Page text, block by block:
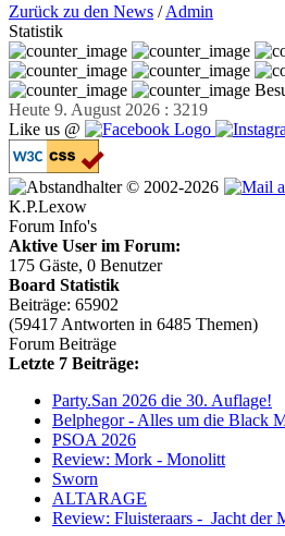
Zurück zu den News /Admin
Statistik
Heute 9. August 2026 : 3219
Like us @
© 2002-2026
K.P.Lexow
Forum Info's
Aktive User im Forum:
175 Gäste, 0 Benutzer
Board Statistik
Beiträge: 65902
(59417 Antworten in 6485 Themen)
Forum Beiträge
Letzte 7 Beiträge:
Party.San 2026 die 30. Auflage!
Belphegor - Alles um die Black
PSOA 2026
Review: Mork - Monolitt
Sworn
ALTARAGE
Review: Fluisteraars - Jacht der